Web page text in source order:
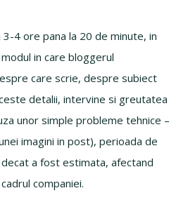
4 ore pana la 20 de minute, in
in care bloggerul
care scrie, despre subiect
detalii, intervine si greutatea
unor simple probleme tehnice –
imagini in post), perioada de
a fost estimata, afectand
companiei.